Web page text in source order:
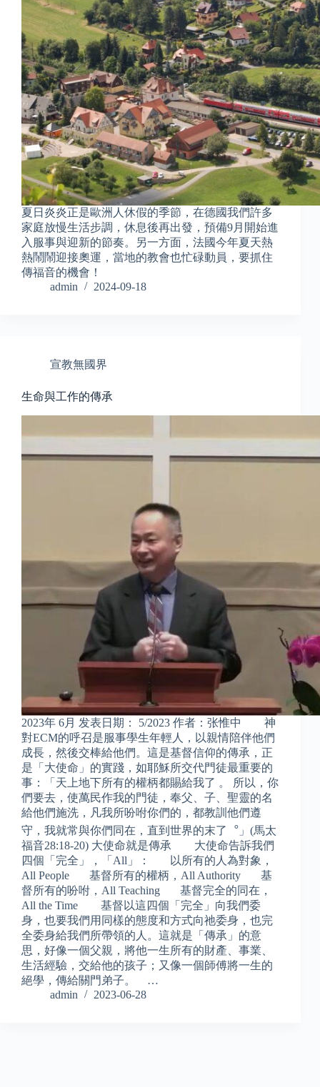
夏日炎炎正是歐洲人休假的季節，在德國我們許多
家庭放慢生活步調，休息後再出發，預備9月開始進
入服事與迎新的節奏。另一方面，法國今年夏天熱
熱鬧鬧迎接奧運，當地的教會也忙碌動員，要抓住
傳福音的機會！
admin
2024-09-18
宣教無國界
生命與工作的傳承
2023年 6月 发表日期： 5/2023 作者：张惟中 神
對ECM的呼召是服事學生年輕人，以親情陪伴他們
成長，然後交棒給他們。這是基督信仰的傳承，正
是「大使命」的實踐，如耶穌所交代門徒最重要的
事：「天上地下所有的權柄都賜給我了 。 所以，你
們要去，使萬民作我的門徒，奉父、子、聖靈的名
給他們施洗，凡我所吩咐你們的，都教訓他們遵
守，我就常與你們同在，直到世界的末了︒」(馬太
福音28:18-20) 大使命就是傳承 大使命告訴我們
四個「完全」，「All」： 以所有的人為對象，
All People 基督所有的權柄，All Authority 基
督所有的吩咐，All Teaching 基督完全的同在，
All the Time 基督以這四個「完全」向我們委
身，也要我們用同樣的態度和方式向祂委身，也完
全委身給我們所帶領的人。這就是「傳承」的意
思，好像一個父親，將他一生所有的財產、事業、
生活經驗，交給他的孩子；又像一個師傅將一生的
絕學，傳給關門弟子。 …
admin
2023-06-28